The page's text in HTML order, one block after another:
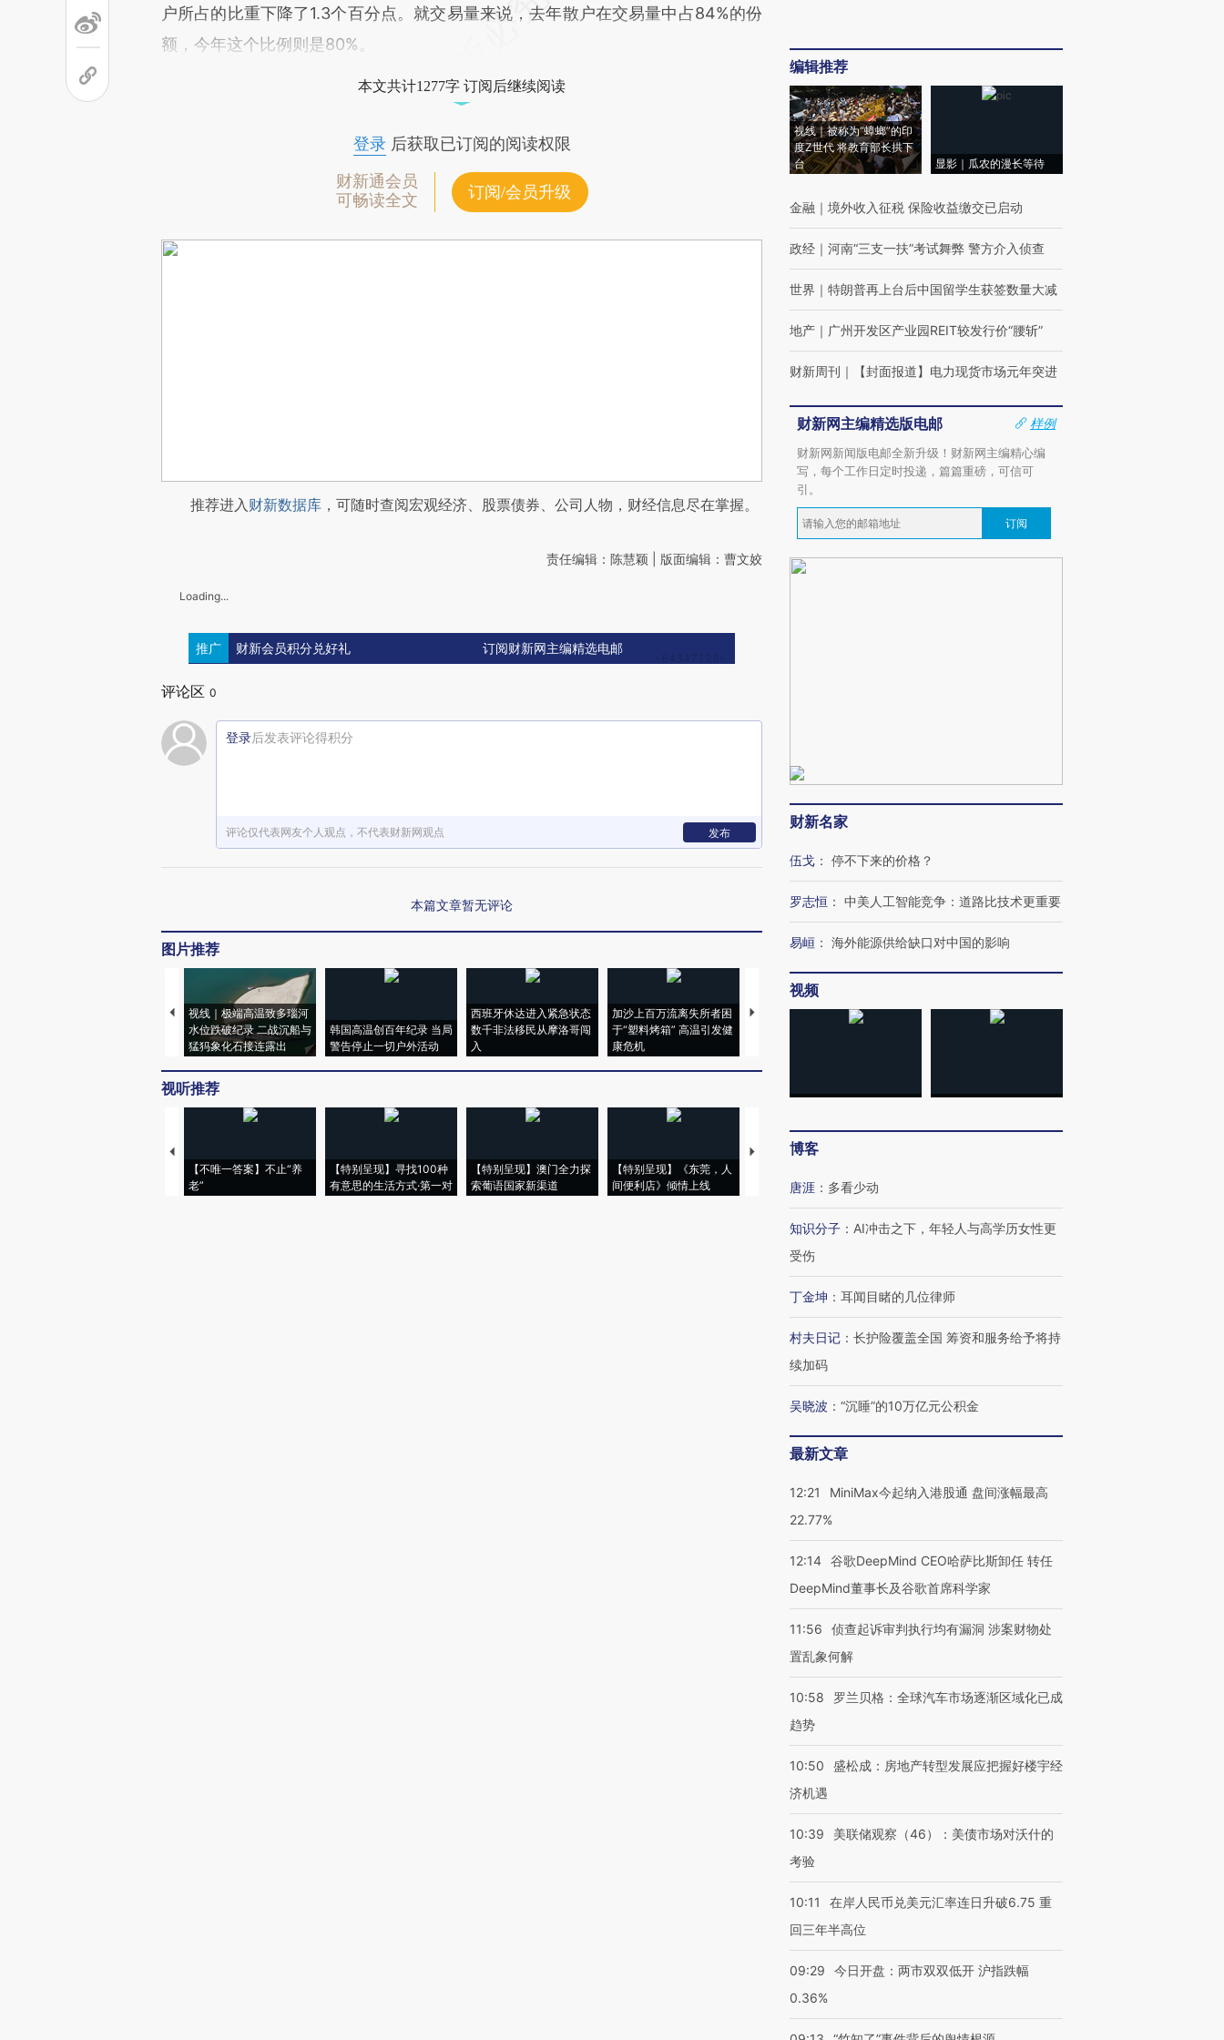
户所占的比重下降了1.3个百分点。就交易量来说，去年散户在交易量中占84%的份
额，今年这个比例则是80%。
本文共计1277字 订阅后继续阅读
登录后获取已订阅的阅读权限
财新通会员
可畅读全文
订阅/会员升级
推荐进入财新数据库 ，可随时查阅宏观经济、股票债券、公司人物，财经信息尽在掌握。
责任编辑：陈慧颖 | 版面编辑：曹文姣
Loading...
推广 财新会员积分兑好礼 订阅财新网主编精选电邮
评论区 0
登录后发表评论得积分
评论仅代表网友个人观点，不代表财新网观点 发布
本篇文章暂无评论
图片推荐
视线｜极端高温致多瑙河
水位跌破纪录 二战沉船与
猛犸象化石接连露出
韩国高温创百年纪录 当局
警告停止一切户外活动
西班牙休达进入紧急状态
数千非法移民从摩洛哥闯
入
加沙上百万流离失所者困
于“塑料烤箱” 高温引发健
康危机
马航飞行员跨国走私7万
视听推荐
【不唯一答案】不止“养
老”
【特别呈现】寻找100种
有意思的生活方式·第一对
【特别呈现】澳门全力探
索葡语国家新渠道
【特别呈现】《东莞，人
间便利店》倾情上线
【推广】走进第四届链博
编辑推荐
视线｜被称为“蟑螂”的印
度Z世代 将教育部长拱下
台
显影｜瓜农的漫长等待
金融 ｜ 境外收入征税 保险收益缴交已启动
政经 ｜ 河南“三支一扶”考试舞弊 警方介入侦查
世界 ｜ 特朗普再上台后中国留学生获签数量大减
地产 ｜ 广州开发区产业园REIT较发行价“腰斩”
财新周刊 ｜ 【封面报道】电力现货市场元年突进
财新网主编精选版电邮
样例
财新网新闻版电邮全新升级！财新网主编精心编
写，每个工作日定时投递，篇篇重磅，可信可
引。
订阅
财新名家
伍戈 ： 停不下来的价格？
罗志恒 ： 中美人工智能竞争：道路比技术更重要
易峘 ： 海外能源供给缺口对中国的影响
视频
博客
唐涯 ： 多看少动
知识分子 ： AI冲击之下，年轻人与高学历女性更
受伤
丁金坤 ： 耳闻目睹的几位律师
村夫日记 ： 长护险覆盖全国 筹资和服务给予将持
续加码
吴晓波 ： “沉睡”的10万亿元公积金
最新文章
12:21
MiniMax今起纳入港股通 盘间涨幅最高
22.77%
12:14 谷歌DeepMind CEO哈萨比斯卸任 转任
DeepMind董事长及谷歌首席科学家
11:56
侦查起诉审判执行均有漏洞 涉案财物处
置乱象何解
10:58
罗兰贝格：全球汽车市场逐渐区域化已成
趋势
10:50
盛松成：房地产转型发展应把握好楼宇经
济机遇
10:39
美联储观察（46）：美债市场对沃什的
考验
10:11
在岸人民币兑美元汇率连日升破6.75 重
回三年半高位
09:29
今日开盘：两市双双低开 沪指跌幅
0.36%